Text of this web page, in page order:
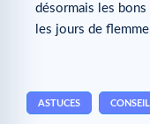
désormais les
les jours de
ASTUCES